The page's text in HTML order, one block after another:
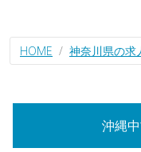
HOME 神奈川県の求
沖縄